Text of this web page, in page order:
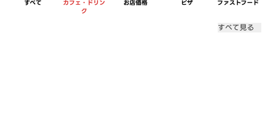
すべて
カフェ・ドリン
ク
お店価格 ピザ ファストフード
すべて見る